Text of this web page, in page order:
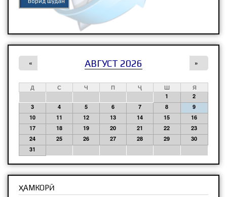
АВГУСТ 2026
« »
Д С Ч П Ҷ Ш
Я
1
2
3
4 5 6 7 8
9
10
11 12 13 14 15
16
17
18 19 20 21 22
23
24
25 26 27 28 29
30
31
ҲАМКОРӢ